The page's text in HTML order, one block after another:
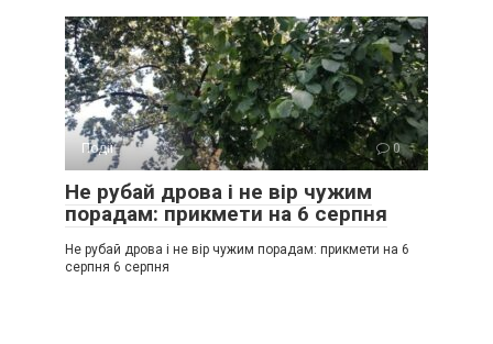
Події 0
Не рубай дрова і не вір чужим
порадам: прикмети на 6 серпня
Не рубай дрова і не вір чужим порадам: прикмети на 6
серпня 6 серпня